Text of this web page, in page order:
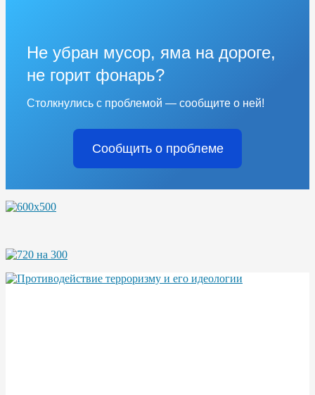
Не убран мусор, яма на дороге,
не горит фонарь?
Столкнулись с проблемой — сообщите о ней!
Сообщить о проблеме